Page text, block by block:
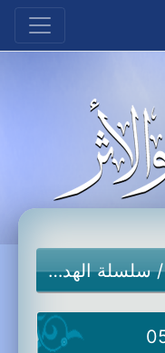
سلسلة الهدى والنور-جديد